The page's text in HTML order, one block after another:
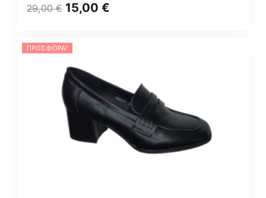
29,00€ 15,00 €
ΠΡΟΣΦΟΡΆ!